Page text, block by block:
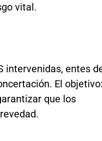
vital.
intervenidas, entes
El
que los